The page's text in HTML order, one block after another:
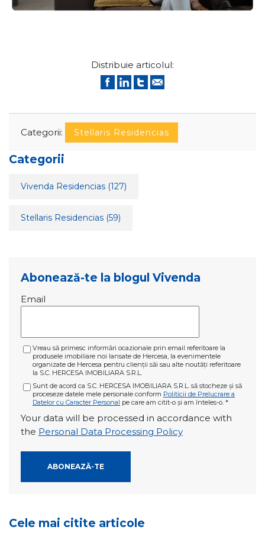
Distribuie articolul:
Categorii: Stellaris Residencias
Categorii
Vivenda Residencias (127)
Stellaris Residencias (59)
Abonează-te la blogul Vivenda
Email
Vreau să primesc informări ocazionale prin email referitoare la
produsele imobiliare noi lansate de Hercesa, la evenimentele
organizate de Hercesa pentru clienții săi sau alte noutăți referitoare
la S.C. HERCESA IMOBILIARA S.R.L.
Sunt de acord ca S.C. HERCESA IMOBILIARA S.R.L. să stocheze și să
proceseze datele mele personale conform Politicii de Prelucrare a
Datelor cu Caracter Personal pe care am citit-o și am înteles-o. *
Your data will be processed in accordance with
the Personal Data Processing Policy
Cele mai citite articole